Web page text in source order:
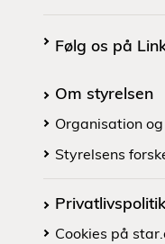
Følg os på
Om styrelsen
Organisation
Styrelsens
Privatlivspolitik
Cookies på